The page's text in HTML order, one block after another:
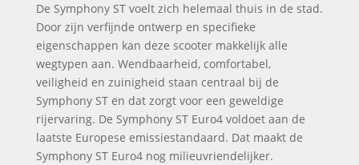
De Symphony ST voelt zich helemaal thuis in de stad.
Door zijn verfijnde ontwerp en specifieke
eigenschappen kan deze scooter makkelijk alle
wegtypen aan. Wendbaarheid, comfortabel,
veiligheid en zuinigheid staan centraal bij de
Symphony ST en dat zorgt voor een geweldige
rijervaring. De Symphony ST Euro4 voldoet aan de
laatste Europese emissiestandaard. Dat maakt de
Symphony ST Euro4 nog milieuvriendelijker.